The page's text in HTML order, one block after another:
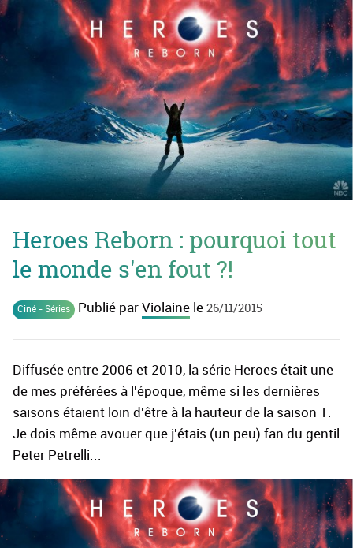
Heroes Reborn : pourquoi tout
le monde s'en fout ?!
Ciné - Séries Publié par Violaine le 26/11/2015
Diffusée entre 2006 et 2010, la série Heroes était une
de mes préférées à l'époque, même si les dernières
saisons étaient loin d'être à la hauteur de la saison 1.
Je dois même avouer que j'étais (un peu) fan du gentil
Peter Petrelli...